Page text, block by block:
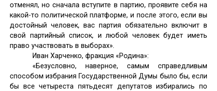
отменял, но сначала вступите в партию, проявите себя на
какой-то политической платформе, и после этого, если вы
достойный человек, вас партия обязательно включит в
свой партийный список, и любой человек будет иметь
право участвовать в выборах».
Иван Харченко, фракция «Родина»:
«Безусловно, наверное, самым справедливым
способом избрания Государственной Думы было бы, если
бы все четыреста пятьдесят депутатов избирались по